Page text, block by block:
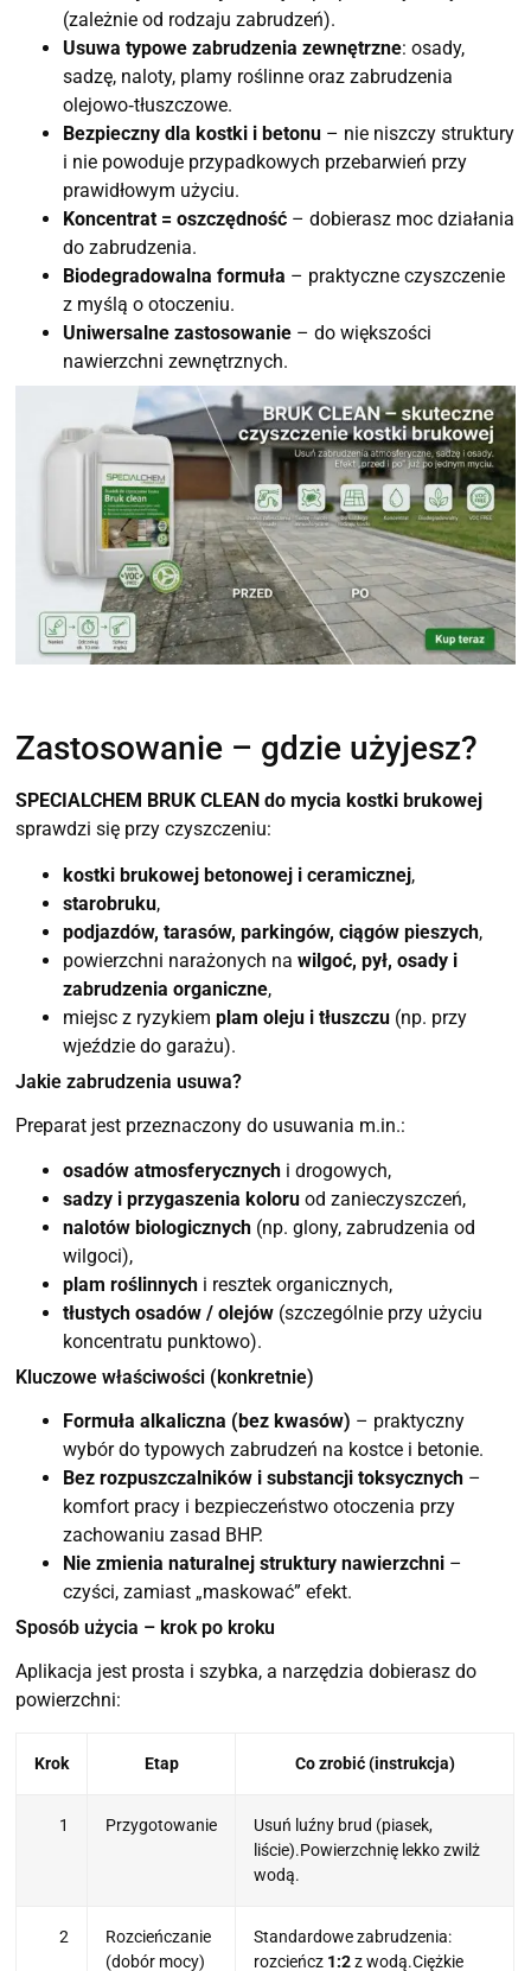
(zależnie od rodzaju zabrudzeń).
Usuwa typowe zabrudzenia zewnętrzne: osady,
sadzę, naloty, plamy roślinne oraz zabrudzenia
olejowo‑tłuszczowe.
Bezpieczny dla kostki i betonu – nie niszczy struktury
i nie powoduje przypadkowych przebarwień przy
prawidłowym użyciu.
Koncentrat = oszczędność – dobierasz moc działania
do zabrudzenia.
Biodegradowalna formuła – praktyczne czyszczenie
z myślą o otoczeniu.
Uniwersalne zastosowanie – do większości
nawierzchni zewnętrznych.
Zastosowanie – gdzie użyjesz?
SPECIALCHEM BRUK CLEAN do mycia kostki brukowej
sprawdzi się przy czyszczeniu:
kostki brukowej betonowej i ceramicznej,
starobruku,
podjazdów, tarasów, parkingów, ciągów pieszych,
powierzchni narażonych nawilgoć, pył, osady i
zabrudzenia organiczne,
miejsc z ryzykiemplam oleju i tłuszczu (np. przy
wjeździe do garażu).
Jakie zabrudzenia usuwa?
Preparat jest przeznaczony do usuwania m.in.:
osadów atmosferycznych i drogowych,
sadzy i przygaszenia koloru od zanieczyszczeń,
nalotów biologicznych (np. glony, zabrudzenia od
wilgoci),
plam roślinnych i resztek organicznych,
tłustych osadów / olejów (szczególnie przy użyciu
koncentratu punktowo).
Kluczowe właściwości (konkretnie)
Formuła alkaliczna (bez kwasów) – praktyczny
wybór do typowych zabrudzeń na kostce i betonie.
Bez rozpuszczalników i substancji toksycznych –
komfort pracy i bezpieczeństwo otoczenia przy
zachowaniu zasad BHP.
Nie zmienia naturalnej struktury nawierzchni –
czyści, zamiast „maskować” efekt.
Sposób użycia – krok po kroku
Aplikacja jest prosta i szybka, a narzędzia dobierasz do
powierzchni:
Krok Etap Co zrobić (instrukcja)
1 Przygotowanie
Usuń luźny brud (piasek,
liście).Powierzchnię lekko zwilż
wodą.
2
Rozcieńczanie
(dobór mocy)
Standardowe zabrudzenia:
rozcieńcz 1:2z wodą.Ciężkie